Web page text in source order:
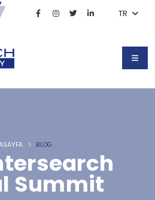
TR
Summit
BLOG